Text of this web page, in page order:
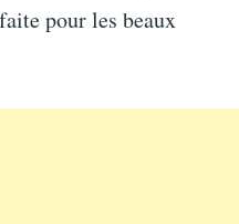
pour les beaux